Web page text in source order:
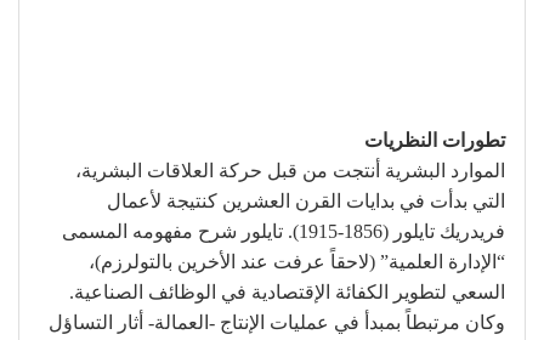
تطورات النظريات
الموارد البشرية أنتجت من قبل حركة العلاقات البشرية،
التي بدأت في بدايات القرن العشرين كنتيجة لأعمال
فريدريك تايلور (1856-1915). تايلور شرح مفهومه المسمى
“الإدارة العلمية” (لاحقاً عرفت عند الأخرين بالتولرزم)،
السعي لتطوير الكفائة الإقتصادية في الوظائف الصناعية.
وكان مرتبطاً بمبدأ في عمليات الإنتاج -العمالة- أثار التساؤل